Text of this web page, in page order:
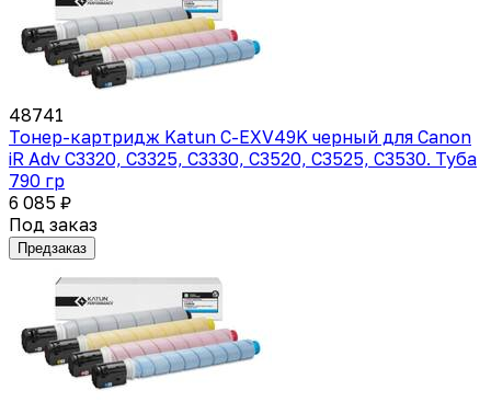
48741
Тонер-картридж Katun C-EXV49K черный для Canon
iR Adv C3320, C3325, C3330, C3520, C3525, C3530. Туба
790 гр
6 085 ₽
Под заказ
Предзаказ